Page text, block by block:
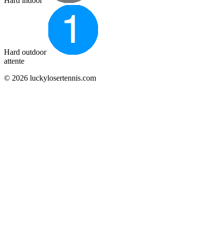
Hard outdoor
attente
© 2026 luckylosertennis.com